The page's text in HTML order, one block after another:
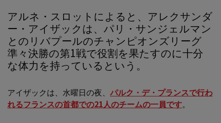
アルネ・スロットによると、アレクサンダ
ー・アイザックは、パリ・サンジェルマン
とのリバプールのチャンピオンズリーグ
準々決勝の第1戦で役割を果たすのに十分
な体力を持っているという。
アイザックは、水曜日の夜、 パルク・デ・プランスで行わ
れるフランスの首都での21人のチームの一員です。